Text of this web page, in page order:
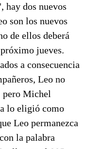
hay dos nuevos
son los nuevos
de ellos deberá
jueves.
a consecuencia
Leo no
pero Michel
lo eligió como
Leo permanezca
la palabra